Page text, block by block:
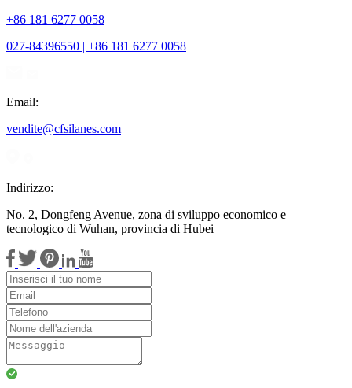
+86 181 6277 0058
027-84396550 | +86 181 6277 0058
Email:
vendite@cfsilanes.com
Indirizzo:
No. 2, Dongfeng Avenue, zona di sviluppo economico e
tecnologico di Wuhan, provincia di Hubei